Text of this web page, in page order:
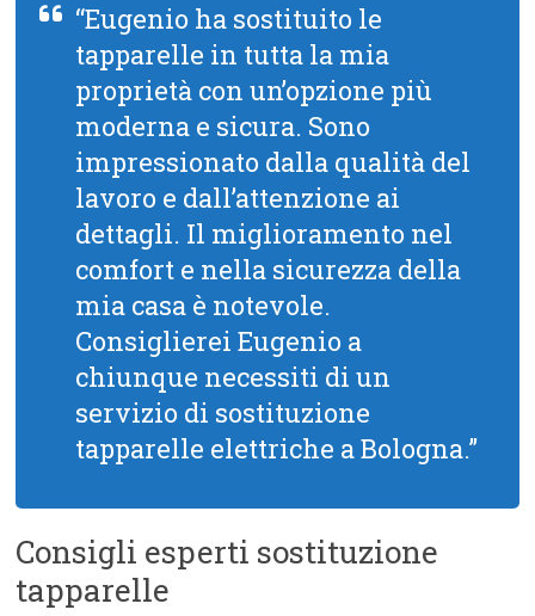
“Eugenio ha sostituito le
tapparelle in tutta la mia
proprietà con un’opzione più
moderna e sicura. Sono
impressionato dalla qualità del
lavoro e dall’attenzione ai
dettagli. Il miglioramento nel
comfort e nella sicurezza della
mia casa è notevole.
Consiglierei Eugenio a
chiunque necessiti di un
servizio di sostituzione
tapparelle elettriche a Bologna.”
Consigli esperti sostituzione
tapparelle